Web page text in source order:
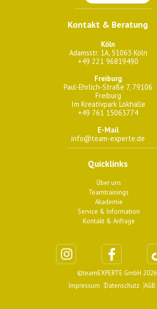
Kontakt & Beratung
Köln
Adamsstr. 1A, 51063 Köln
+49 221 96819490
Freiburg
Paul-Ehrlich-Straße 7, 79106
Freiburg
Im Kreativpark Lokhalle
+49 761 15063774
E-Mail
info@team-experte.de
Quicklinks
Über uns
Teamtrainings
Akademie
Service & Information
Kontakt & Anfrage
©teamEXPERTE GmbH 2026
Impressum Datenschutz AGB